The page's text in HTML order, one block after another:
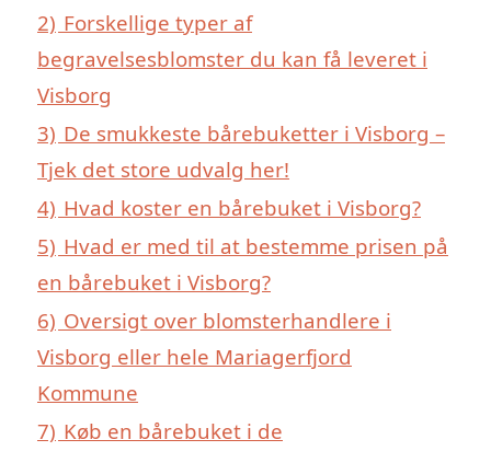
2) Forskellige typer af
begravelsesblomster du kan få leveret i
Visborg
3) De smukkeste bårebuketter i Visborg –
Tjek det store udvalg her!
4) Hvad koster en bårebuket i Visborg?
5) Hvad er med til at bestemme prisen på
en bårebuket i Visborg?
6) Oversigt over blomsterhandlere i
Visborg eller hele Mariagerfjord
Kommune
7) Køb en bårebuket i de